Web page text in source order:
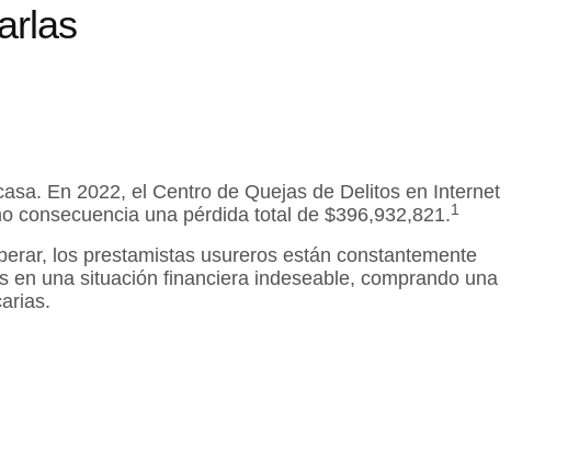
En 2022, el Centro de Quejas de Delitos en Internet
consecuencia una pérdida total de $396,932,821.1
los prestamistas usureros están constantemente
una situación financiera indeseable, comprando una